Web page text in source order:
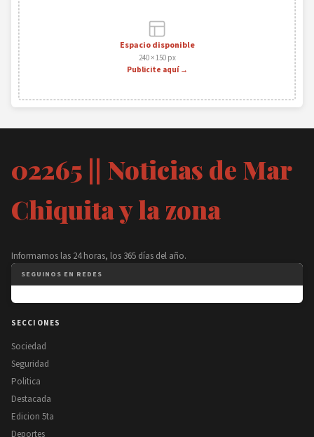
Espacio disponible
240 × 150 px
Publicite aquí →
02265 || Noticias de Mar
Chiquita y la zona
Informamos las 24 horas, los 365 días del año.
SEGUINOS EN REDES
SECCIONES
Sociedad
Seguridad
Politica
Destacada
Edicion 5ta
Deportes